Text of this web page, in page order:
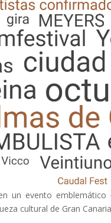
un evento
cultural de Gran